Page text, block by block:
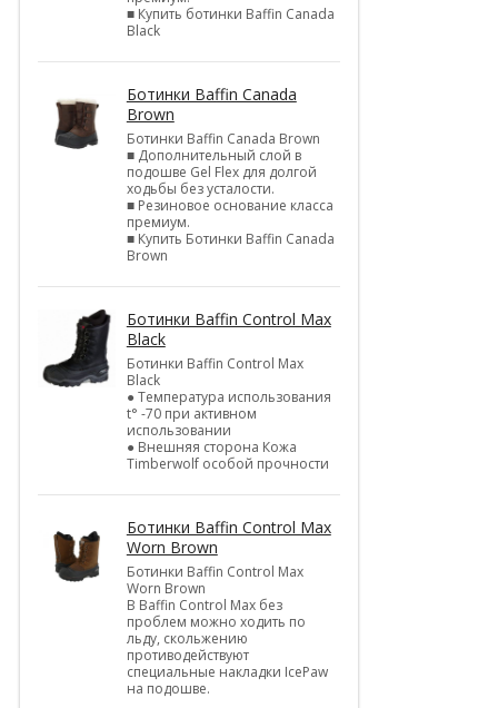
■ Купить ботинки Baffin Canada
Black
Ботинки Baffin Canada
Brown
Ботинки Baffin Canada Brown
■ Дополнительный слой в
подошве Gel Flex для долгой
ходьбы без усталости.
■ Резиновое основание класса
премиум.
■ Купить Ботинки Baffin Canada
Brown
Ботинки Baffin Control Max
Black
Ботинки Baffin Control Max
Black
● Температура использования
t° -70 при активном
использовании
● Внешняя сторона Кожа
Timberwolf особой прочности
Ботинки Baffin Control Max
Worn Brown
Ботинки Baffin Control Max
Worn Brown
В Baffin Control Max без
проблем можно ходить по
льду, скольжению
противодействуют
специальные накладки IcePaw
на подошве.